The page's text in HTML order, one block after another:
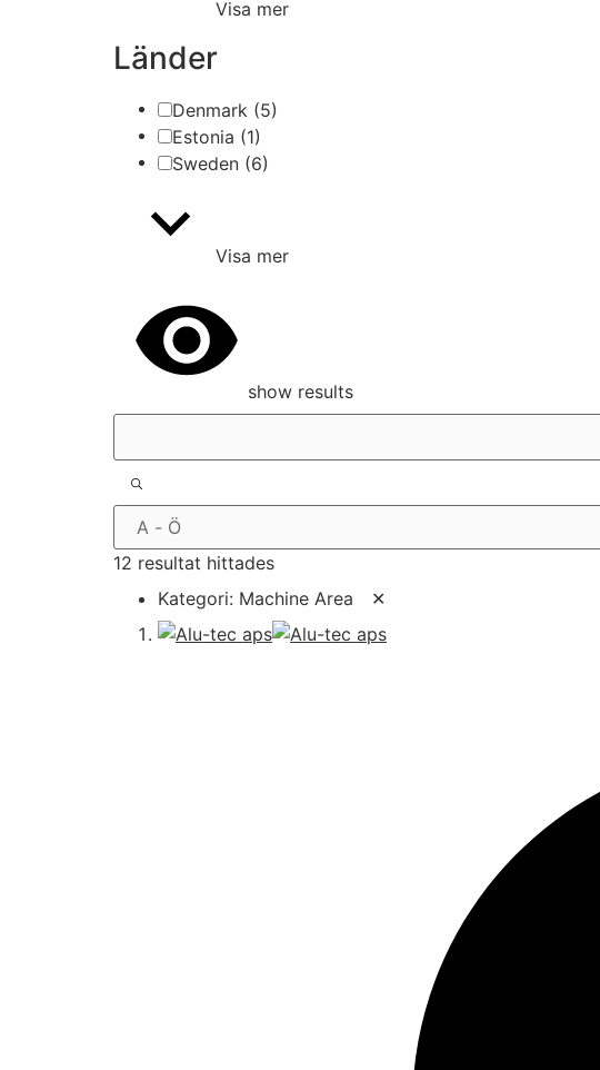
Visa mer
Länder
Denmark (5)
Estonia (1)
Sweden (6)
Visa mer
show results
12 resultat hittades
Kategori: Machine Area ✕